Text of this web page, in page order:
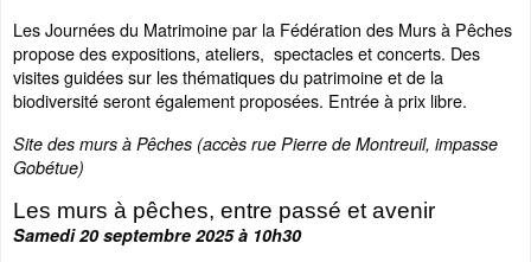
Les Journées du Matrimoine par la Fédération des Murs à Pêches
propose des expositions, ateliers, spectacles et concerts. Des
visites guidées sur les thématiques du patrimoine et de la
biodiversité seront également proposées. Entrée à prix libre.
Site des murs à Pêches (accès rue Pierre de Montreuil, impasse
Gobétue)
Les murs à pêches, entre passé et avenir
Samedi 20 septembre 2025 à 10h30